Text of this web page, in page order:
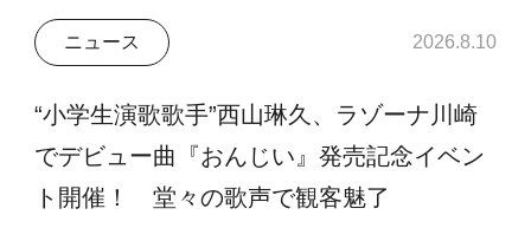
ニュース 2026.8.10
“小学生演歌歌手”西山琳久、ラゾーナ川崎
でデビュー曲『おんじい』発売記念イベン
ト開催！ 堂々の歌声で観客魅了